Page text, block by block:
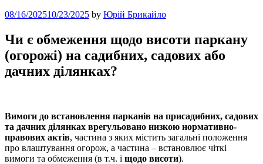
Posted
08/16/202510/23/2025 by Юрій Брикайло
Чи є обмеження щодо висоти паркану
(огорожі) на садибних, садових або
дачних ділянках?
Вимоги до встановлення парканів на присадибних, садових
та дачних ділянках врегульовано низкою нормативно-
правових актів, частина з яких містить загальні положення
про влаштування огорож, а частина – встановлює чіткі
вимоги та обмеження (в т.ч. і щодо висоти).